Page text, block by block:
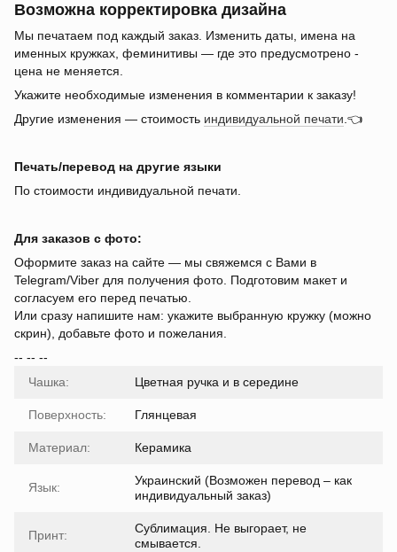
Возможна корректировка дизайна
Мы печатаем под каждый заказ. Изменить даты, имена на
именных кружках, феминитивы — где это предусмотрено -
цена не меняется.
Укажите необходимые изменения в комментарии к заказу!
Другие изменения — стоимость индивидуальной печати .👈
Печать/перевод на другие языки
По стоимости индивидуальной печати.
Для заказов с фото:
Оформите заказ на сайте — мы свяжемся с Вами в
Telegram/Viber для получения фото. Подготовим макет и
согласуем его перед печатью.
Или сразу напишите нам: укажите выбранную кружку (можно
скрин), добавьте фото и пожелания.
-- -- --
Чашка:
Цветная ручка и в середине
Поверхность: Глянцевая
Материал: Керамика
Язык:
Украинский (Возможен перевод – как
индивидуальный заказ)
Принт:
Сублимация. Не выгорает, не
смывается.